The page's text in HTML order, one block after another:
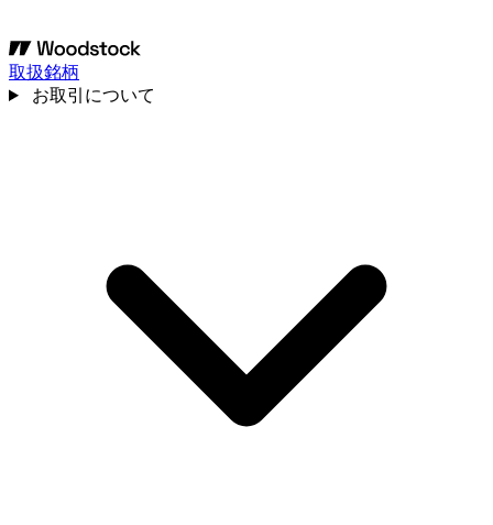
取扱銘柄
お取引について